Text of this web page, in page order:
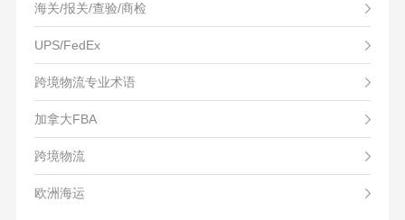
海关/报关/查验/商检
UPS/FedEx
跨境物流专业术语
加拿大FBA
跨境物流
欧洲海运